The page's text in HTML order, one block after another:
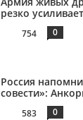
резко
754 0
Россия
совести»:
583 0